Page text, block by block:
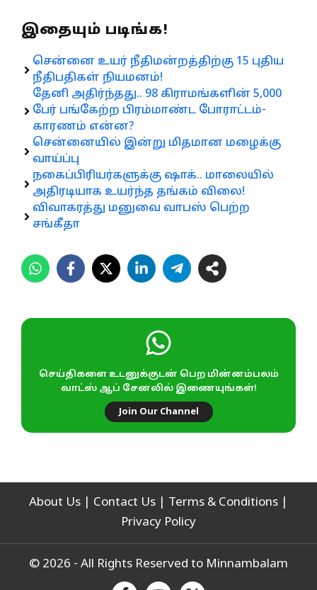
இதையும் படிங்க!
சென்னை உயர் நீதிமன்றத்திற்கு 15 புதிய
நீதிபதிகள் நியமனம்!
தேனி அதிர்ந்தது.. 98 கிராமங்களின் 5,000
பேர் பங்கேற்ற பிரம்மாண்ட போராட்டம்-
காரணம் என்ன?
சென்னையில் இன்று மிதமான மழைக்கு
வாய்ப்பு
நகைப்பிரியர்களுக்கு ஷாக்.. மாலையில்
அதிரடியாக உயர்ந்த தங்கம் விலை!
விவாகரத்து மனுவை வாபஸ் பெற்ற
சங்கீதா
செய்திகளை உடனுக்குடன் பெற மின்னம்பலம்
வாட்ஸ் ஆப் சேனலில் இணையுங்கள்!
Join Our Channel
About Us Contact Us Terms & Conditions
Privacy Policy
© 2026 - All Rights Reserved to Minnambalam